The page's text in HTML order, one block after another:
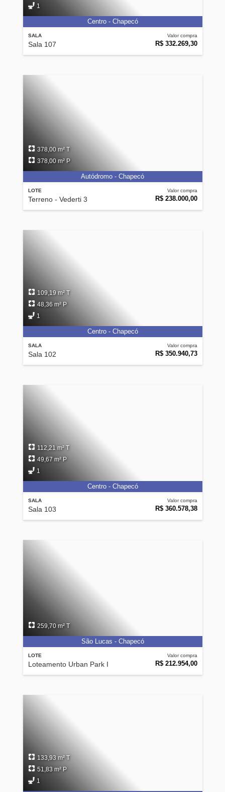
SALA
Sala 107
Valor compra
R$ 332.269,30
1
Centro - Chapecó
LOTE
Terreno - Vederti 3
Valor compra
R$ 238.000,00
378,00 m² T
378,00 m² P
Autódromo - Chapecó
SALA
Sala 102
Valor compra
R$ 350.940,73
109,19 m² T
48,36 m² P
1
Centro - Chapecó
SALA
Sala 103
Valor compra
R$ 360.578,38
112,21 m² T
49,67 m² P
1
Centro - Chapecó
LOTE
Loteamento Urban Park I
Valor compra
R$ 212.954,00
259,70 m² T
São Lucas - Chapecó
133,93 m² T
51,83 m² P
1